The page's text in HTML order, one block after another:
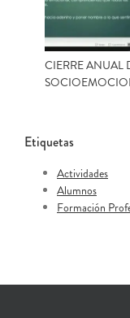
CIERRE ANUAL
Etiquetas
Actividades
Alumnos
Formación